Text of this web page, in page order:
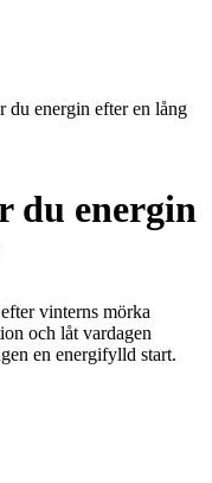
du energin efter en lång
du energin
vinterns mörka
och låt vardagen
en energifylld start.